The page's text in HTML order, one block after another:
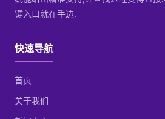
键入口就在手边.
快速导航
首页
关于我们